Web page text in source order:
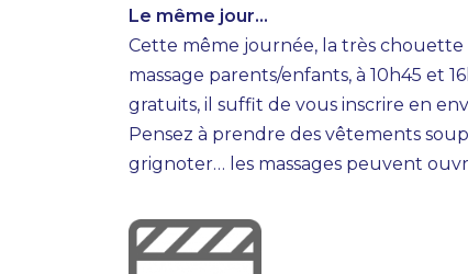
Le même jour…
Cette même journée, la très
massage parents/enfants, à 10h45 et
gratuits, il suffit de vous inscrire en
Pensez à prendre des vêtements
grignoter… les massages peuvent